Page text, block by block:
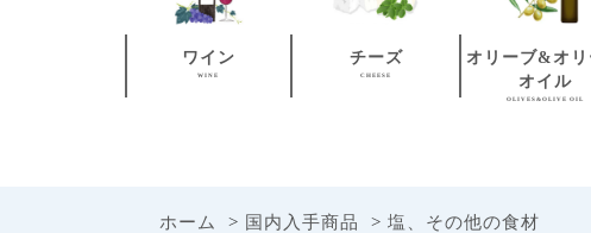
ワイン
WINE
チーズ
CHEESE
オリーブ&オリ
オイル
OLIVES&OLIVE OIL
ホーム > 国内入手商品 >塩、その他の食材